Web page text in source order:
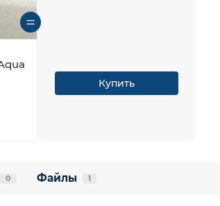
Купить
0 Файлы 1